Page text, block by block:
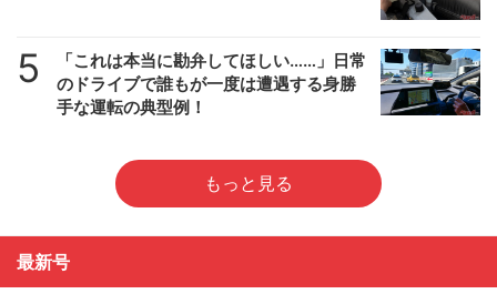
5
「これは本当に勘弁してほしい……」日常
のドライブで誰もが一度は遭遇する身勝
手な運転の典型例！
もっと見る
最新号